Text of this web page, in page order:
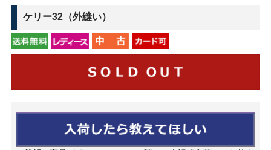
ケリー32（外縫い）